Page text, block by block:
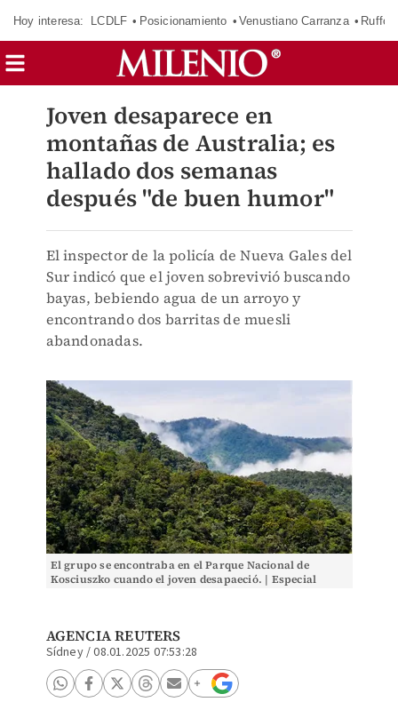
Hoy interesa: LCDLF Posicionamiento Venustiano Carranza Ruffo
Joven desaparece en
montañas de Australia; es
hallado dos semanas
después "de buen humor"
El inspector de la policía de Nueva Gales del
Sur indicó que el joven sobrevivió buscando
bayas, bebiendo agua de un arroyo y
encontrando dos barritas de muesli
abandonadas.
El grupo se encontraba en el Parque Nacional de
Kosciuszko cuando el joven desapaeció. | Especial
AGENCIA REUTERS
Sídney/08.01.2025 07:53:28